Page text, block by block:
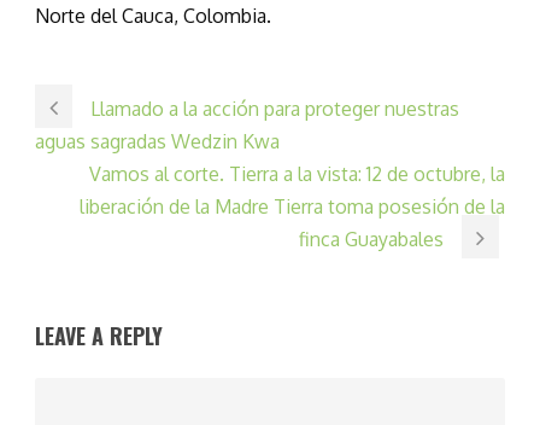
Norte del Cauca, Colombia.
Llamado a la acción para proteger nuestras
aguas sagradas Wedzin Kwa
Vamos al corte. Tierra a la vista: 12 de octubre, la
liberación de la Madre Tierra toma posesión de la
finca Guayabales
LEAVE A REPLY